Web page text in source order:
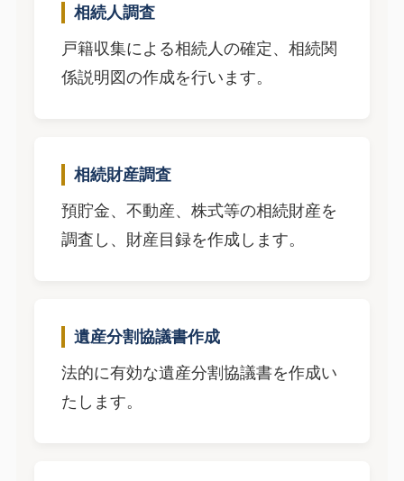
相続人調査
戸籍収集による相続人の確定、相続関
係説明図の作成を行います。
相続財産調査
預貯金、不動産、株式等の相続財産を
調査し、財産目録を作成します。
遺産分割協議書作成
法的に有効な遺産分割協議書を作成い
たします。